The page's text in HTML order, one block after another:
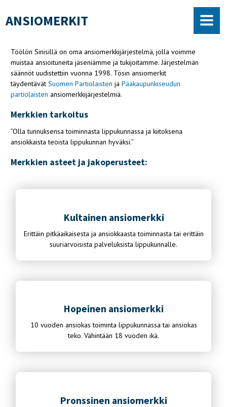
ANSIOMERKIT
Töölön Sinisillä on oma ansiomerkkijärjestelmä, jolla voimme
muistaa ansioituneita jäseniämme ja tukijoitamme. Järjestelmän
säännöt uudistettiin vuonna 1998. Tösin ansiomerkit
täydentävätSuomen Partiolaisten jaPääkaupunkiseudun
partiolaisten ansiomerkkijärjestelmiä.
Merkkien tarkoitus
”Olla tunnuksensa toiminnasta lippukunnassa ja kiitoksena
ansiokkaista teoista lippukunnan hyväksi.”
Merkkien asteet ja jakoperusteet:
Kultainen ansiomerkki
Erittäin pitkäaikaisesta ja ansiokkaasta toiminnasta tai erittäin
suuriarvoisista palveluksista lippukunnalle.
Hopeinen ansiomerkki
10 vuoden ansiokas toiminta lippukunnassa tai ansiokas
teko. Vähintään 18 vuoden ikä.
Pronssinen ansiomerkki